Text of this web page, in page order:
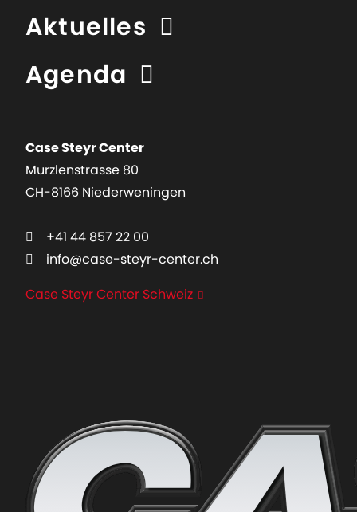
Aktuelles
Agenda
Case Steyr Center
Murzlenstrasse 80
CH-8166 Niederweningen
+41 44 857 22 00
info@case-steyr-center.ch
Case Steyr Center Schweiz